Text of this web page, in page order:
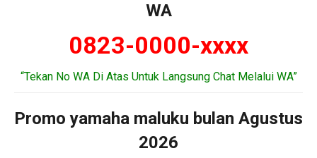
WA
0823-0000-xxxx
“Tekan No WA Di Atas Untuk Langsung Chat Melalui WA”
Promo yamaha maluku bulan Agustus
2026